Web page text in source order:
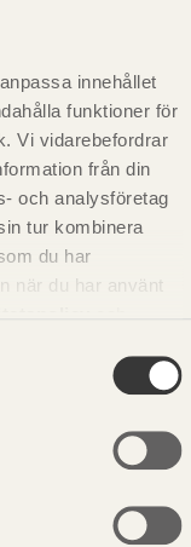
innehållet
funktioner för
Vi vidarebefordrar
från din
och analysföretag
tur kombinera
du har
när du har använt
att dina